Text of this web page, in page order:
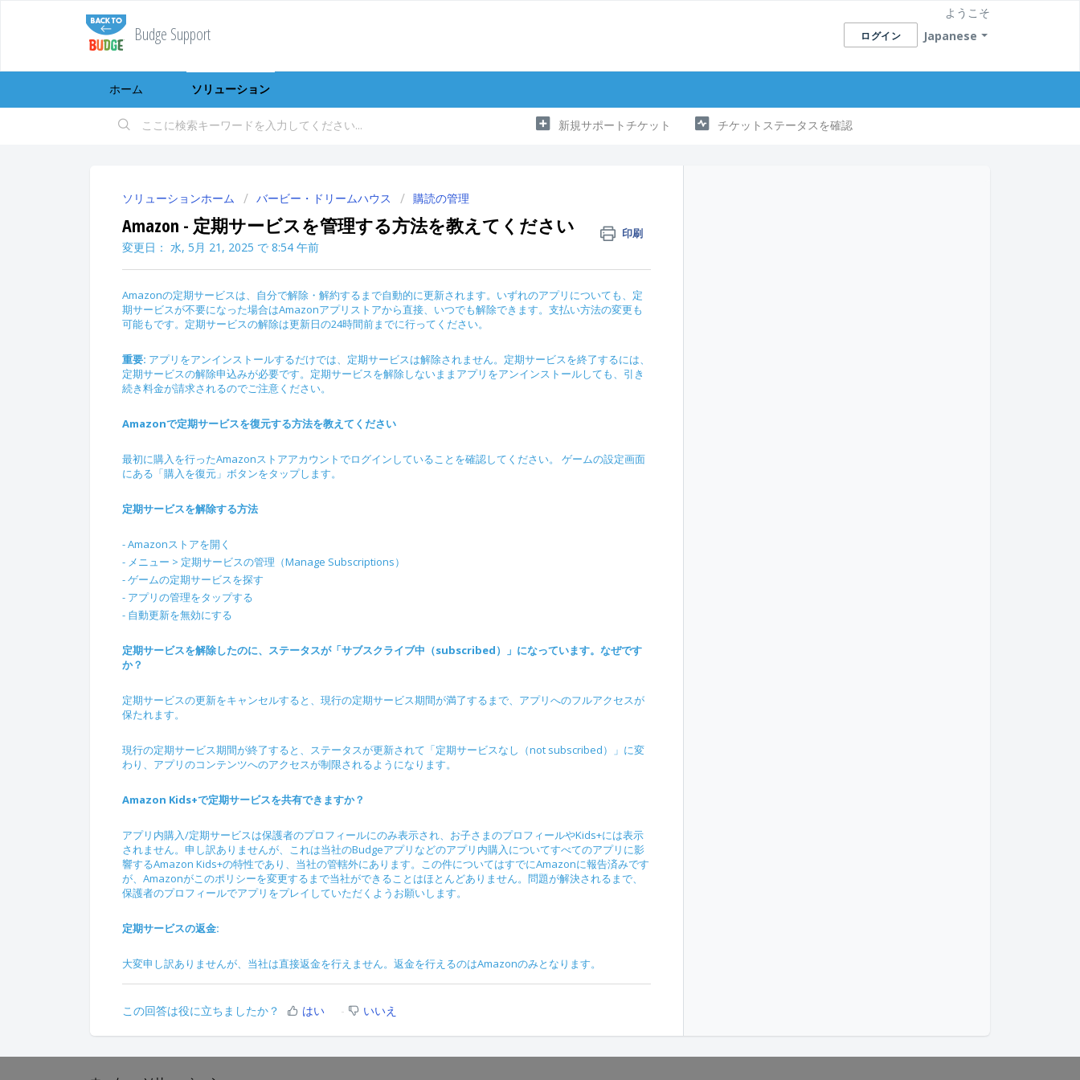
Budge Support Japanese
ようこそ
ログイン
ホーム ソリューション
新規サポートチケット チケットステータスを確認
ソリューションホーム バービー・ドリームハウス 購読の管理
Amazon - 定期サービスを管理する方法を教えてください 印刷
変更日： 水, 5月 21, 2025 で 8:54 午前
Amazonの定期サービスは、自分で解除・解約するまで自動的に更新されます。いずれのアプリについても、定
期サービスが不要になった場合はAmazonアプリストアから直接、いつでも解除できます。支払い方法の変更も
可能もです。定期サービスの解除は更新日の24時間前までに行ってください。
重要: アプリをアンインストールするだけでは、定期サービスは解除されません。定期サービスを終了するには、
定期サービスの解除申込みが必要です。定期サービスを解除しないままアプリをアンインストールしても、引き
続き料金が請求されるのでご注意ください。
Amazonで定期サービスを復元する方法を教えてください
最初に購入を行ったAmazonストアアカウントでログインしていることを確認してください。 ゲームの設定画面
にある「購入を復元」ボタンをタップします。
定期サービスを解除する方法
- Amazonストアを開く
- メニュー > 定期サービスの管理（Manage Subscriptions）
- ゲームの定期サービスを探す
- アプリの管理をタップする
- 自動更新を無効にする
定期サービスを解除したのに、ステータスが「サブスクライブ中（subscribed）」になっています。なぜです
か？
定期サービスの更新をキャンセルすると、現行の定期サービス期間が満了するまで、アプリへのフルアクセスが
保たれます。
現行の定期サービス期間が終了すると、ステータスが更新されて「定期サービスなし（not subscribed）」に変
わり、アプリのコンテンツへのアクセスが制限されるようになります。
Amazon Kids+で定期サービスを共有できますか？
アプリ内購入/定期サービスは保護者のプロフィールにのみ表示され、お子さまのプロフィールやKids+には表示
されません。申し訳ありませんが、これは当社のBudgeアプリなどのアプリ内購入についてすべてのアプリに影
響するAmazon Kids+の特性であり、当社の管轄外にあります。この件についてはすでにAmazonに報告済みです
が、Amazonがこのポリシーを変更するまで当社ができることはほとんどありません。問題が解決されるまで、
保護者のプロフィールでアプリをプレイしていただくようお願いします。
定期サービスの返金:
大変申し訳ありませんが、当社は直接返金を行えません。返金を行えるのはAmazonのみとなります。
この回答は役に立ちましたか？ はい いいえ